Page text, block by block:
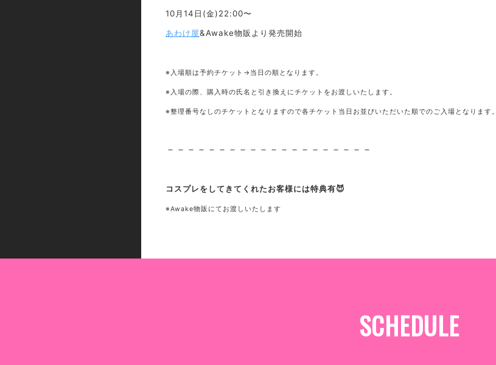
10月14日(金)22:00〜
あわけ屋&Awake物販より発売開始
※入場順は予約チケット→当日の順となります。
※入場の際、購入時の氏名と引き換えにチケットをお渡しいたします。
※整理番号なしのチケットとなりますので各チケット当日お並びいただいた順でのご入場となります。
－－－－－－－－－－－－－－－－－－－－
コスプレをしてきてくれたお客様には特典有😈
※Awake物販にてお渡しいたします
SCHEDULE